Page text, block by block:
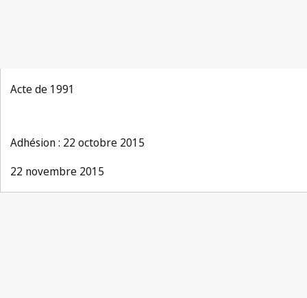
Acte de 1991
Adhésion : 22 octobre 2015
22 novembre 2015